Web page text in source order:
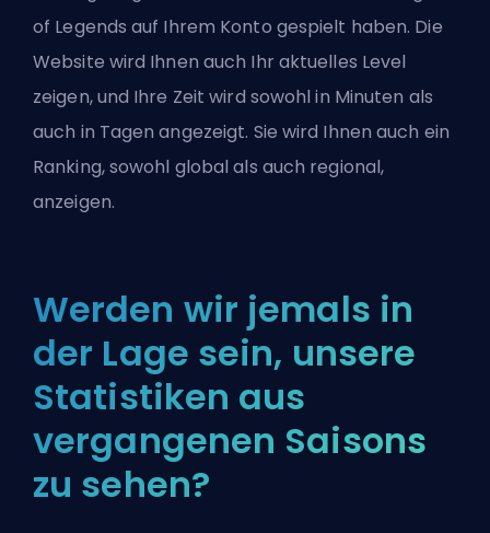
of Legends auf Ihrem Konto gespielt haben. Die
Website wird Ihnen auch Ihr aktuelles Level
zeigen, und Ihre Zeit wird sowohl in Minuten als
auch in Tagen angezeigt. Sie wird Ihnen auch ein
Ranking, sowohl global als auch regional,
anzeigen.
Werden wir jemals in
der Lage sein, unsere
Statistiken aus
vergangenen Saisons
zu sehen?